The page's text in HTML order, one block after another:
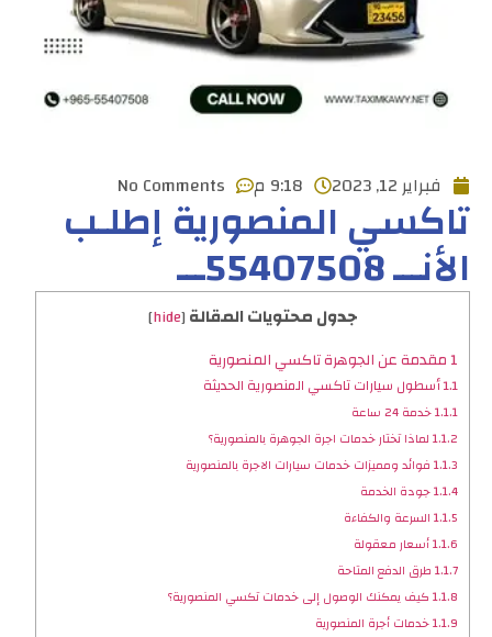
فبراير 12, 2023 9:18 م No Comments
تاكسي المنصورية إطلـب
الأنـــ 55407508ـــ
جدول محتويات المقالة hide
]
1مقدمة عن الجوهرة تاكسي المنصورية
1.1أسطول سيارات تاكسي المنصورية الحديثة
1.1.1خدمة 24 ساعة
1.1.2لماذا تختار خدمات اجرة الجوهرة بالمنصورية؟
1.1.3فوائد ومميزات خدمات سيارات الاجرة بالمنصورية
1.1.4جودة الخدمة
1.1.5السرعة والكفاءة
1.1.6أسعار معقولة
1.1.7طرق الدفع المتاحة
1.1.8كيف يمكنك الوصول إلى خدمات تكسي المنصورية؟
1.1.9خدمات أجرة المنصورية